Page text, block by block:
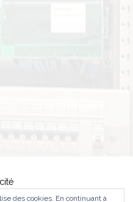
Recouly
des cookies. En continuant à